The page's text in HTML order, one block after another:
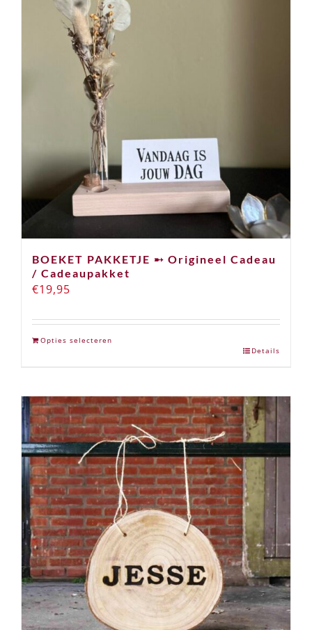
BOEKET PAKKETJE ➸ Origineel Cadeau
/ Cadeaupakket
€19,95
Opties selecteren
Details